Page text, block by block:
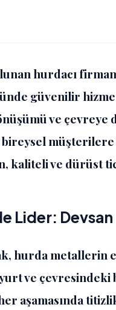
hurdacı
güvenilir
ve
bireysel
kaliteli ve dürüst
Lider:
hurda metallerin
ve
aşamasında